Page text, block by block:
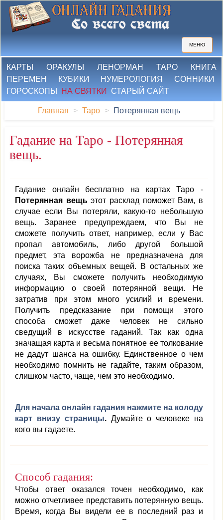
МЕНЮ
КАРТЫ ОРАКУЛЫ ЛЕНОРМАН ТАРО
КНИГА
ПЕРЕМЕН
КУБИКИ НУМЕРОЛОГИЯ
СОННИКИ
ГОРОСКОПЫ
НА СВЯТКИ СТАРЫЙ САЙТ
Главная Таро Потерянная вещь
Гадание на Таро - Потерянная
вещь.
Гадание онлайн бесплатно на картах Таро -
Потерянная вещьэтот расклад поможет Вам, в
случае если Вы потеряли, какую-то небольшую
вещь. Заранее предупреждаем, что Вы не
сможете получить ответ, например, если у Вас
пропал автомобиль, либо другой большой
предмет, эта ворожба не предназначена для
поиска таких объемных вещей. В остальных же
случаях, Вы сможете получить необходимую
информацию о своей потерянной вещи. Не
затратив при этом много усилий и времени.
Получить предсказание при помощи этого
способа сможет даже человек не сильно
сведущий в искусстве гаданий. Так как одна
значащая карта и весьма понятное ее толкование
не дадут шанса на ошибку. Единственное о чем
необходимо помнить не гадайте, таким образом,
слишком часто, чаще, чем это необходимо.
Для начала онлайн гадания нажмите на колоду
карт внизу страницы.Думайте о человеке на
кого вы гадаете.
Способ гадания:
Чтобы ответ оказался точен необходимо, как
можно отчетливее представить потерянную вещь.
Время, когда Вы видели ее в последний раз и